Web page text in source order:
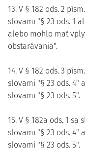
13. V § 182 ods. 2
slovami "§ 23 ods. 1
alebo mohlo mať
obstarávania".
14. V § 182 ods. 3
slovami "§ 23 ods. 4"
slovami "§ 23 ods. 5".
15. V § 182a ods. 1
slovami "§ 23 ods. 4"
slovami "§ 23 ods. 5".